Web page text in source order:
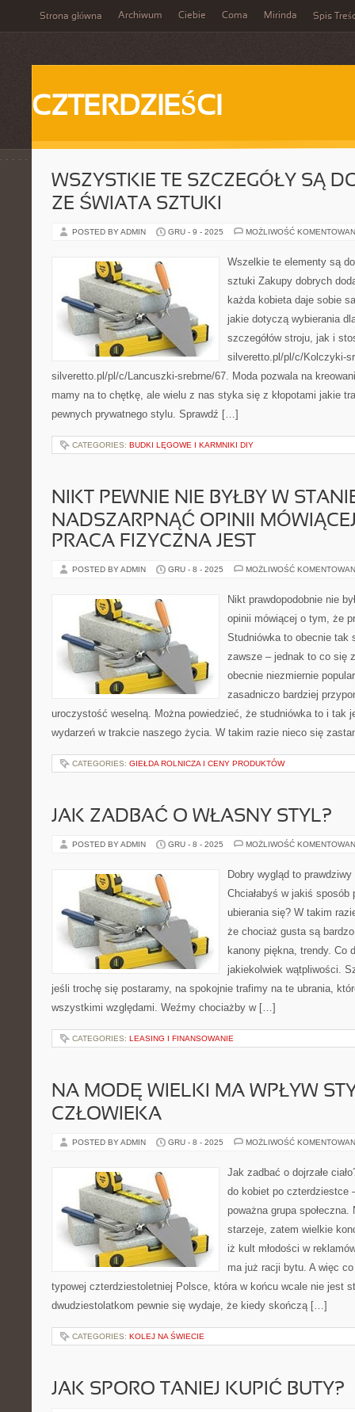
Strona główna Archiwum Ciebie Coma Mirinda Spis
CZTERDZIEŚCI
WSZYSTKIE TE SZCZEGÓŁY SĄ
ZE ŚWIATA SZTUKI
POSTED BY ADMIN GRU - 9 - 2025 MOŻLIWOŚĆ
Wszelkie te elementy są
sztuki Zakupy dobrych
każda kobieta daje sobie
jakie dotyczą wybierania
szczegółów stroju, jak i
silveretto.pl/pl/c/Kolczyki-
silveretto.pl/pl/c/Lancuszki-srebrne/67. Moda pozwala na
mamy na to chętkę, ale wielu z nas styka się z kłopotami jakie
pewnych prywatnego stylu. Sprawdź […]
CATEGORIES: BUDKI LĘGOWE I KARMNIKI DIY
NIKT PEWNIE NIE BYŁBY W
NADSZARPNĄĆ OPINII
PRACA FIZYCZNA JEST
POSTED BY ADMIN GRU - 8 - 2025 MOŻLIWOŚĆ
Nikt prawdopodobnie nie
opinii mówiącej o tym, że
Studniówka to obecnie tak
zawsze – jednak to co się
obecnie niezmiernie
zasadniczo bardziej
uroczystość weselną. Można powiedzieć, że studniówka to i tak
wydarzeń w trakcie naszego życia. W takim razie nieco się
CATEGORIES: GIEŁDA ROLNICZA I CENY PRODUKTÓW
JAK ZADBAĆ O WŁASNY STYL?
POSTED BY ADMIN GRU - 8 - 2025 MOŻLIWOŚĆ
Dobry wygląd to
Chciałabyś w jakiś sposób
ubierania się? W takim
że chociaż gusta są
kanony piękna, trendy. Co
jakiekolwiek wątpliwości.
jeśli trochę się postaramy, na spokojnie trafimy na te ubrania,
wszystkimi względami. Weźmy chociażby w […]
CATEGORIES: LEASING I FINANSOWANIE
NA MODĘ WIELKI MA WPŁYW
CZŁOWIEKA
POSTED BY ADMIN GRU - 8 - 2025 MOŻLIWOŚĆ
Jak zadbać o dojrzałe
do kobiet po czterdziestce
poważna grupa
starzeje, zatem wielkie
iż kult młodości w
ma już racji bytu. A więc
typowej czterdziestoletniej Polsce, która w końcu wcale nie jest
dwudziestolatkom pewnie się wydaje, że kiedy skończą […]
CATEGORIES: KOLEJ NA ŚWIECIE
JAK SPORO TANIEJ KUPIĆ BUTY?